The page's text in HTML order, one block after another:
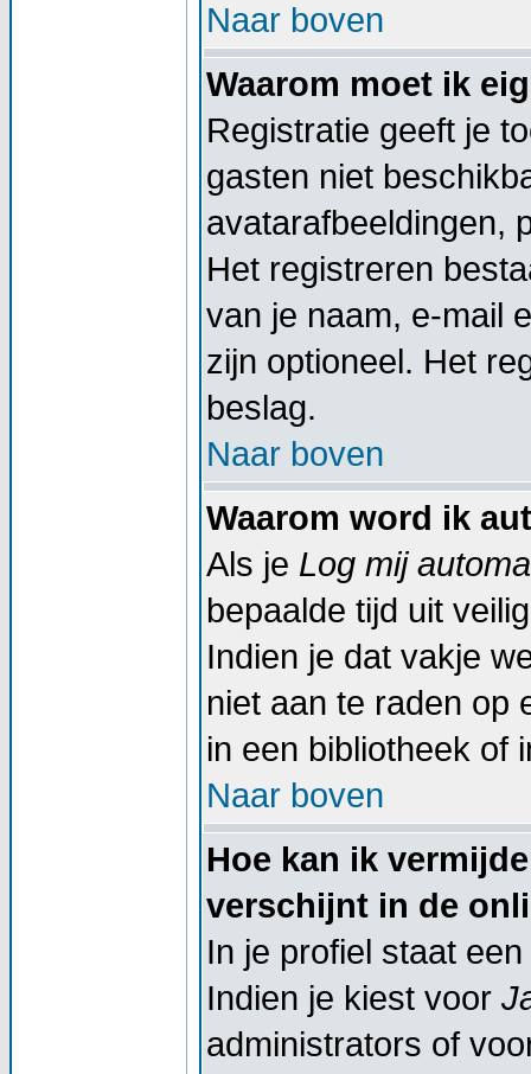
Naar boven
Waarom moet ik
Registratie geeft je
gasten niet
avatarafbeeldingen,
Het registreren
van je naam, e-mail
zijn optioneel. Het
beslag.
Naar boven
Waarom word ik
Als je Log mij
bepaalde tijd uit
Indien je dat vakje
niet aan te raden op
in een bibliotheek of
Naar boven
Hoe kan ik
verschijnt in de
In je profiel staat
Indien je kiest voor
administrators of